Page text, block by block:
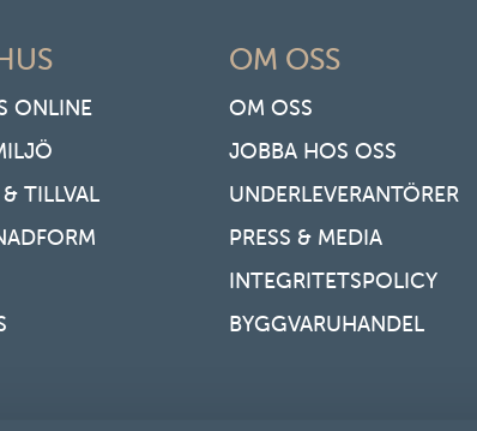
ONLINE
TILLVAL
OM OSS
OM OSS
JOBBA HOS OSS
UNDERLEVERANTÖRER
PRESS & MEDIA
INTEGRITETSPOLICY
BYGGVARUHANDEL